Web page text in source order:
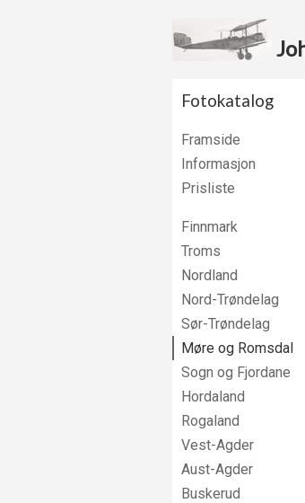
Fotokatalog
Framside
Informasjon
Prisliste
Finnmark
Troms
Nordland
Nord-Trøndelag
Sør-Trøndelag
Møre og Romsdal
Sogn og Fjordane
Hordaland
Rogaland
Vest-Agder
Aust-Agder
Buskerud